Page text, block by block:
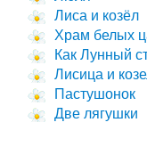
Лиса и козёл
Храм белых
Как Лунный
Лисица и
Пастушонок
Две лягушки